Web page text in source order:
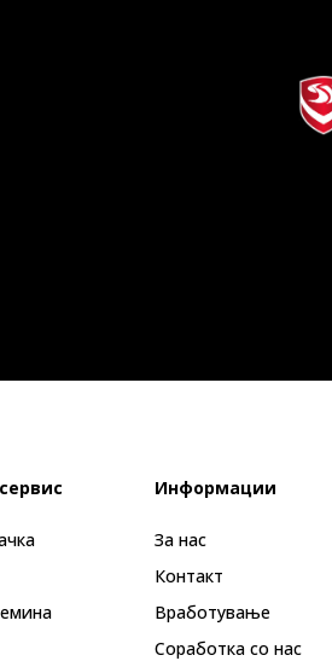
Информации
За нас
Контакт
Вработување
Соработка со нас